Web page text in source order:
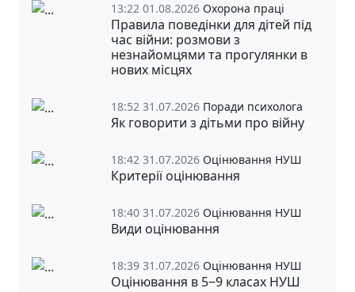
13:22 01.08.2026 Охорона праці
Правила поведінки для дітей під
час війни: розмови з
незнайомцями та прогулянки в
нових місцях
18:52 31.07.2026 Поради психолога
Як говорити з дітьми про війну
18:42 31.07.2026 Оцінювання НУШ
Критерії оцінювання
18:40 31.07.2026 Оцінювання НУШ
Види оцінювання
18:39 31.07.2026 Оцінювання НУШ
Оцінювання в 5‒9 класах НУШ